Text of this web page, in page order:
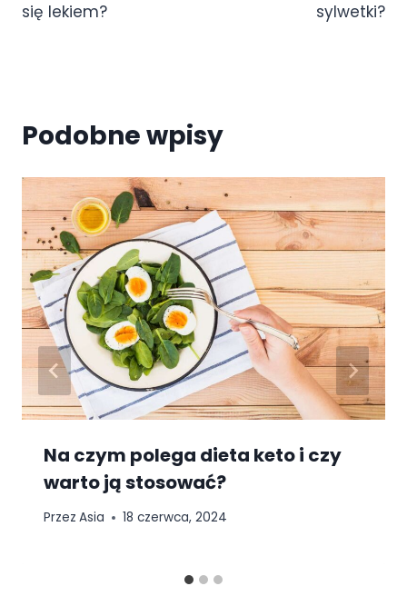
się lekiem?
sylwetki?
Podobne wpisy
Na czym polega dieta keto i czy
warto ją stosować?
Przez Asia 18 czerwca, 2024